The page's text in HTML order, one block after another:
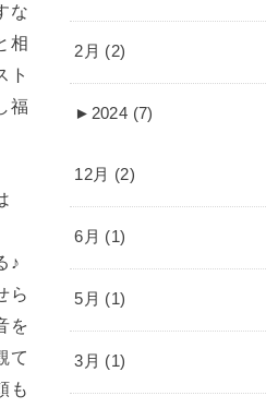
な
相
ト
福
♪
ら
を
て
も
2月 (2)
► 2024 (7)
12月 (2)
6月 (1)
5月 (1)
3月 (1)